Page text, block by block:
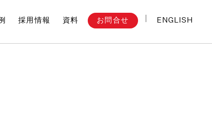
採用情報 資料 お問合せ ENGLISH